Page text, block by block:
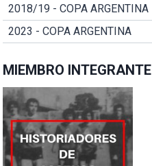
2018/19 - COPA ARGENTINA
2023 - COPA ARGENTINA
MIEMBRO INTEGRANTE